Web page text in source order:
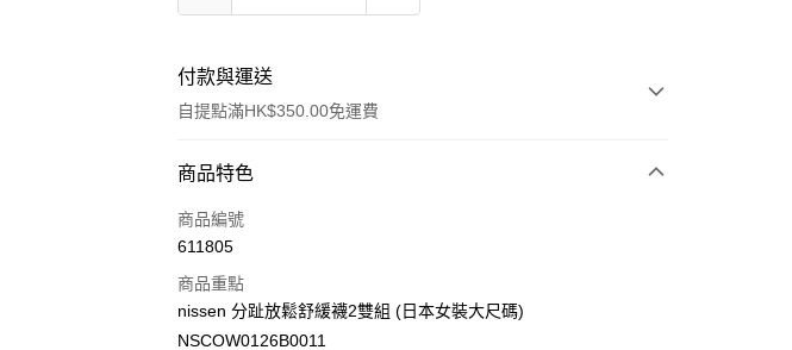
付款與運送
自提點滿HK$350.00免運費
付款方式
信用卡
AlipayHK
商品特色
商品編號
611805
商品重點
nissen 分趾放鬆舒緩襪2雙組 (日本女裝大尺碼)
NSCOW0126B0011